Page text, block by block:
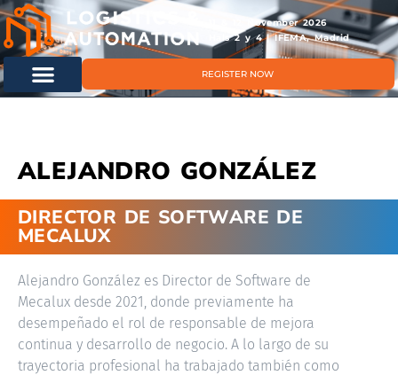
11 & 12 November 2026
Hals 2 y 4 | IFEMA, Madrid
REGISTER NOW
ALEJANDRO GONZÁLEZ
DIRECTOR DE SOFTWARE DE
MECALUX
Alejandro González es Director de Software de
Mecalux desde 2021, donde previamente ha
desempeñado el rol de responsable de mejora
continua y desarrollo de negocio. A lo largo de su
trayectoria profesional ha trabajado también como